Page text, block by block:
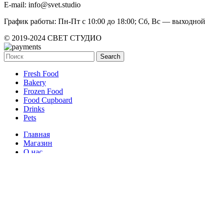
E-mail: info@svet.studio
График работы: Пн-Пт с 10:00 до 18:00; Сб, Вс — выходной
© 2019-2024 СВЕТ СТУДИО
Search
Fresh Food
Bakery
Frozen Food
Food Cupboard
Drinks
Pets
Главная
Магазин
О нас